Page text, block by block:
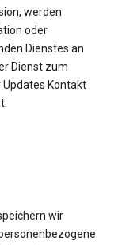
werden
oder
Dienstes an
Dienst zum
Kontakt
wir